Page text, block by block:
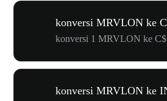
konversi MRVLON ke
konversi 1 MRVLON ke
konversi MRVLON ke